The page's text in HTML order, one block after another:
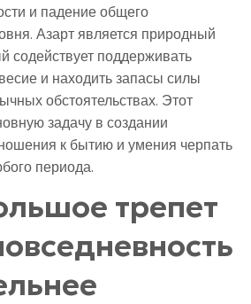
и падение общего
Азарт является природный
содействует поддерживать
и находить запасы силы
обстоятельствах. Этот
задачу в создании
к бытию и умения черпать
периода.
трепет